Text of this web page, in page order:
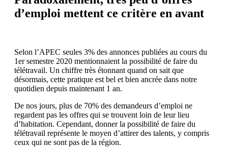
d’emploi mettent ce critère en avant
Selon l’APEC seules 3% des annonces publiées au cours du
1er semestre 2020 mentionnaient la possibilité de faire du
télétravail. Un chiffre très étonnant quand on sait que
désormais, cette pratique est bel et bien ancrée dans notre
quotidien depuis maintenant 1 an.
De nos jours, plus de 70% des demandeurs d’emploi ne
regardent pas les offres qui se trouvent loin de leur lieu
d’habitation. Cependant, donner la possibilité de faire du
télétravail représente le moyen d’attirer des talents, y compris
ceux qui ne sont pas de la région.